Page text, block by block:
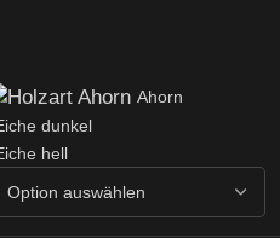
Ahorn
dunkel
hell